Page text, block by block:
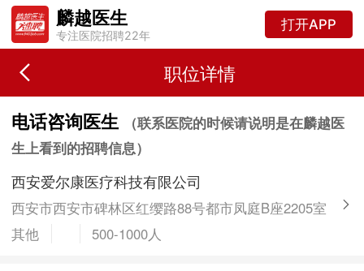
麟越医生
专注医院招聘22年
打开APP
职位详情
电话咨询医生
（联系医院的时候请说明是在麟越医
生上看到的招聘信息）
西安爱尔康医疗科技有限公司
西安市西安市碑林区红缨路88号都市凤庭B座2205室
其他
500-1000人